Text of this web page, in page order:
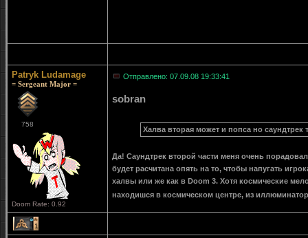
Patryk Ludamage
= Sergeant Major =
758
Doom Rate: 0.92
Отправлено: 07.09.08 19:33:41
sobran
Халва вторая может и попса но
Да! Саундтрек второй части меня очень
будет расчитана опять на то, чтобы напугать
халвы или же как в Doom 3. Хотя космические
находишся в космическом центре, из
1